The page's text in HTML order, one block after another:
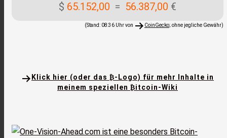
$ 65.152,00 = 56.387,00 €
(Stand: 08:36 Uhr von CoinGecko; ohne jegliche Gewähr)
Klick hier (oder das ₿-Logo) für mehr Inhalte in
meinem speziellen ₿itcoin-Wiki